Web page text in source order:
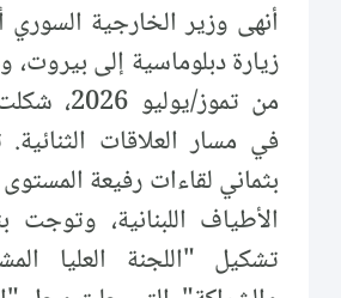
أنهى وزير الخارجية السوري
زيارة دبلوماسية إلى بيروت،
من تموز/
في مسار العلاقات الثنائية.
بثماني لقاءات رفيعة
الأطياف اللبنانية، وتوجت
تشكيل "اللجنة العليا